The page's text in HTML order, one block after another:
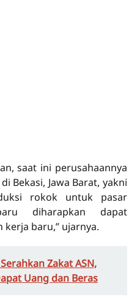
saat ini perusahaannya
Bekasi, Jawa Barat, yakni
rokok untuk pasar
diharapkan dapat
kerja baru,” ujarnya.
Zakat ASN,
Uang dan Beras